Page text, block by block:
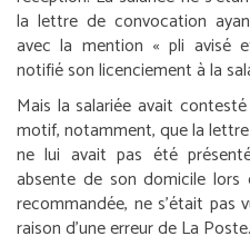
la lettre de convocation
avec la mention « pli avisé
notifié son licenciement à la
Mais la salariée avait
motif, notamment, que la
ne lui avait pas été
absente de son domicile
recommandée, ne s’était pas
raison d’une erreur de La Poste.